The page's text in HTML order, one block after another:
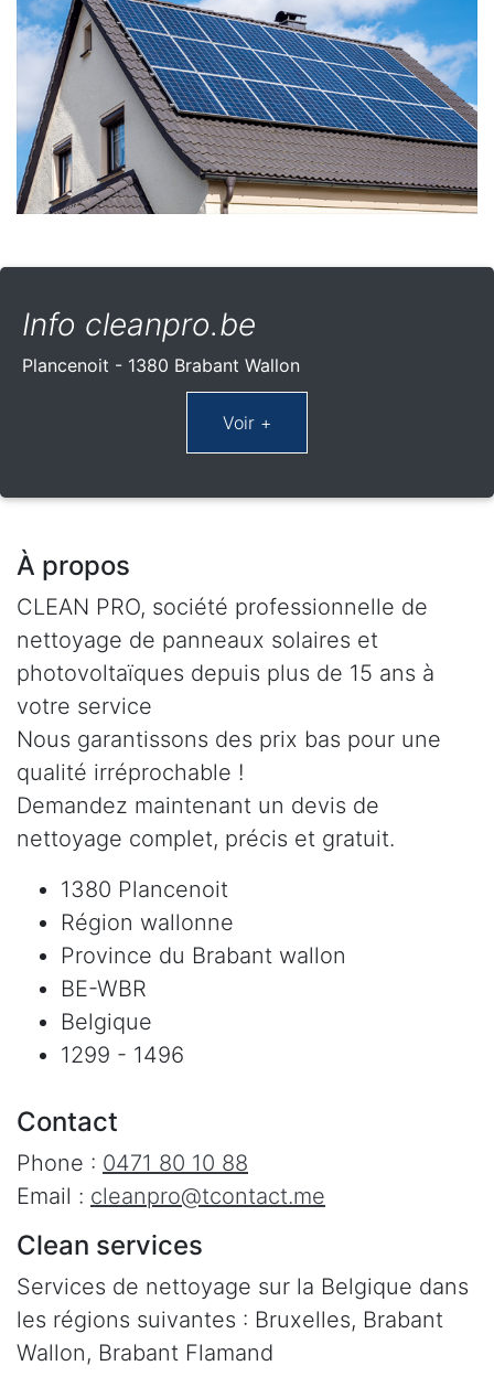
Info cleanpro.be
Plancenoit - 1380 Brabant Wallon
À propos
CLEAN PRO, société professionnelle de
nettoyage de panneaux solaires et
photovoltaïques depuis plus de 15 ans à
votre service
Nous garantissons des prix bas pour une
qualité irréprochable !
Demandez maintenant un devis de
nettoyage complet, précis et gratuit.
1380 Plancenoit
Région wallonne
Province du Brabant wallon
BE-WBR
Belgique
1299 - 1496
Contact
Phone : 0471 80 10 88
Email : cleanpro@tcontact.me
Clean services
Services de nettoyage sur la Belgique dans
les régions suivantes : Bruxelles, Brabant
Wallon, Brabant Flamand